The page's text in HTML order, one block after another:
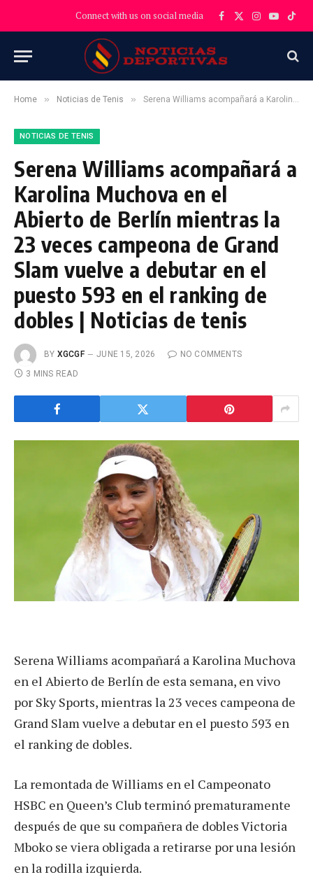
Connect with us on social media Facebook
X
Instagram
YouTube
Home » Noticias de Tenis » Serena Williams acompañará a Karolina Muchova en el Abierto de Berlín mientras la 23 veces campeona de Grand Slam vuelve a debutar en el puesto 593 en el ranking de dobles | Noticias de tenis
NOTICIAS DE TENIS
Serena Williams acompañará a
Karolina Muchova en el
Abierto de Berlín mientras la
23 veces campeona de Grand
Slam vuelve a debutar en el
puesto 593 en el ranking de
dobles | Noticias de tenis
BY XGCGF JUNE 15, 2026
NO COMMENTS
3 MINS READ
Serena Williams acompañará a Karolina Muchova
en el Abierto de Berlín de esta semana, en vivo
por Sky Sports, mientras la 23 veces campeona de
Grand Slam vuelve a debutar en el puesto 593 en
el ranking de dobles.
La remontada de Williams en el Campeonato
HSBC en Queen’s Club terminó prematuramente
después de que su compañera de dobles Victoria
Mboko se viera obligada a retirarse por una lesión
en la rodilla izquierda.